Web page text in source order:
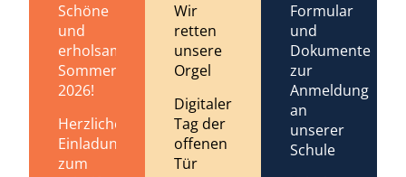
Schöne
und
erholsame
Sommerferien
2026!
Herzliche
Einladung
zum
Wir
retten
unsere
Orgel
Digitaler
Tag der
offenen
Tür
Formular
und
Dokumente
zur
Anmeldung
an
unserer
Schule